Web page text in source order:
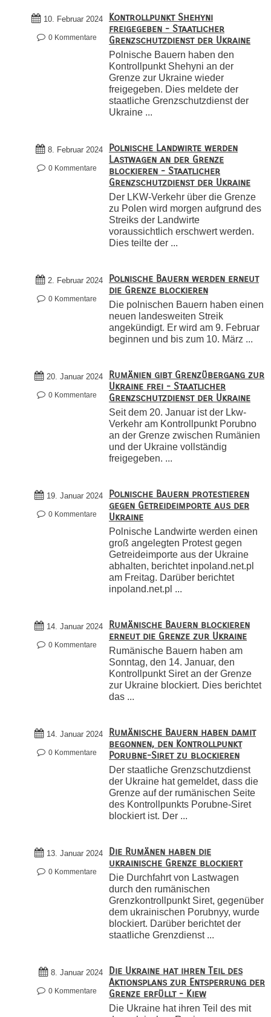
10. Februar 2024
0 Kommentare
Kontrollpunkt Shehyni
freigegeben - Staatlicher
Grenzschutzdienst der Ukraine
Polnische Bauern haben den
Kontrollpunkt Shehyni an der
Grenze zur Ukraine wieder
freigegeben. Dies meldete der
staatliche Grenzschutzdienst der
Ukraine ...
8. Februar 2024
0 Kommentare
Polnische Landwirte werden
Lastwagen an der Grenze
blockieren - Staatlicher
Grenzschutzdienst der Ukraine
Der LKW-Verkehr über die Grenze
zu Polen wird morgen aufgrund des
Streiks der Landwirte
voraussichtlich erschwert werden.
Dies teilte der ...
2. Februar 2024
0 Kommentare
Polnische Bauern werden erneut
die Grenze blockieren
Die polnischen Bauern haben einen
neuen landesweiten Streik
angekündigt. Er wird am 9. Februar
beginnen und bis zum 10. März ...
20. Januar 2024
0 Kommentare
Rumänien gibt Grenzübergang zur
Ukraine frei - Staatlicher
Grenzschutzdienst der Ukraine
Seit dem 20. Januar ist der Lkw-
Verkehr am Kontrollpunkt Porubno
an der Grenze zwischen Rumänien
und der Ukraine vollständig
freigegeben. ...
19. Januar 2024
0 Kommentare
Polnische Bauern protestieren
gegen Getreideimporte aus der
Ukraine
Polnische Landwirte werden einen
groß angelegten Protest gegen
Getreideimporte aus der Ukraine
abhalten, berichtet inpoland.net.pl
am Freitag. Darüber berichtet
inpoland.net.pl ...
14. Januar 2024
0 Kommentare
Rumänische Bauern blockieren
erneut die Grenze zur Ukraine
Rumänische Bauern haben am
Sonntag, den 14. Januar, den
Kontrollpunkt Siret an der Grenze
zur Ukraine blockiert. Dies berichtet
das ...
14. Januar 2024
0 Kommentare
Rumänische Bauern haben damit
begonnen, den Kontrollpunkt
Porubne-Siret zu blockieren
Der staatliche Grenzschutzdienst
der Ukraine hat gemeldet, dass die
Grenze auf der rumänischen Seite
des Kontrollpunkts Porubne-Siret
blockiert ist. Der ...
13. Januar 2024
0 Kommentare
Die Rumänen haben die
ukrainische Grenze blockiert
Die Durchfahrt von Lastwagen
durch den rumänischen
Grenzkontrollpunkt Siret, gegenüber
dem ukrainischen Porubnyy, wurde
blockiert. Darüber berichtet der
staatliche Grenzdienst ...
8. Januar 2024
0 Kommentare
Die Ukraine hat ihren Teil des
Aktionsplans zur Entsperrung der
Grenze erfüllt - Kiew
Die Ukraine hat ihren Teil des mit